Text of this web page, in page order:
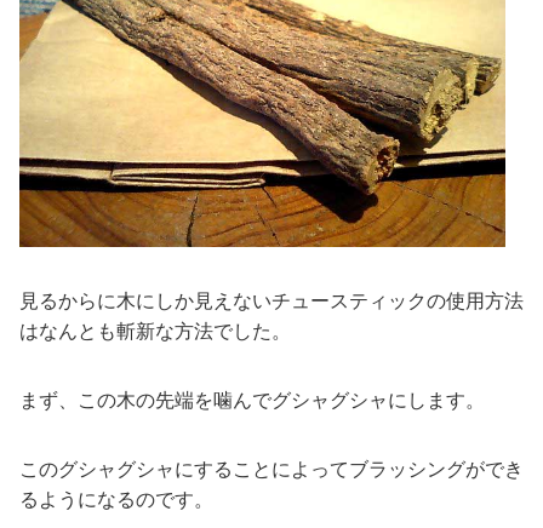
見るからに木にしか見えないチュースティックの使用方法
はなんとも斬新な方法でした。
まず、この木の先端を噛んでグシャグシャにします。
このグシャグシャにすることによってブラッシングができ
るようになるのです。